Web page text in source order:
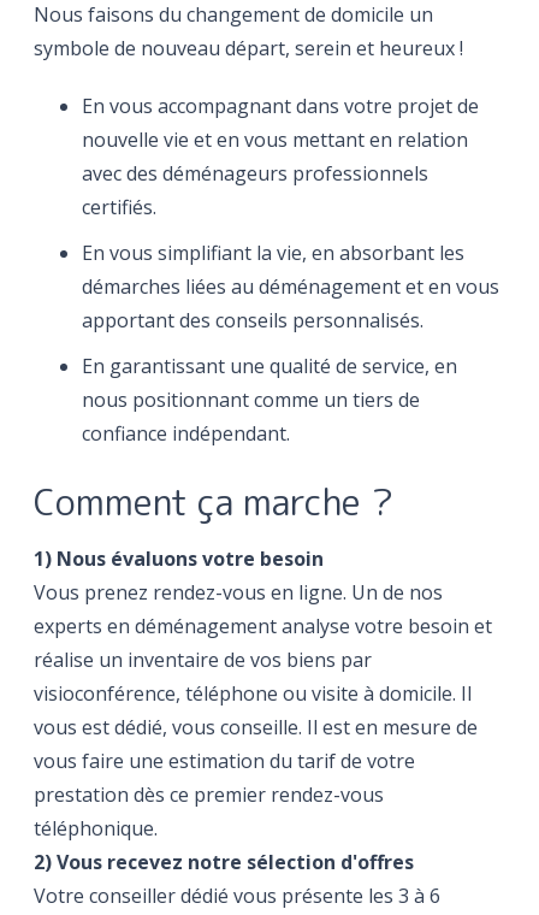
Nous faisons du changement de domicile un
symbole de nouveau départ, serein et heureux !
En vous accompagnant dans votre projet de
nouvelle vie et en vous mettant en relation
avec des déménageurs professionnels
certifiés.
En vous simplifiant la vie, en absorbant les
démarches liées au déménagement et en vous
apportant des conseils personnalisés.
En garantissant une qualité de service, en
nous positionnant comme un tiers de
confiance indépendant.
Comment ça marche ?
1) Nous évaluons votre besoin
Vous prenez rendez-vous en ligne. Un de nos
experts en déménagement analyse votre besoin et
réalise un inventaire de vos biens par
visioconférence, téléphone ou visite à domicile. Il
vous est dédié, vous conseille. Il est en mesure de
vous faire une estimation du tarif de votre
prestation dès ce premier rendez-vous
téléphonique.
2) Vous recevez notre sélection d'offres
Votre conseiller dédié vous présente les 3 à 6